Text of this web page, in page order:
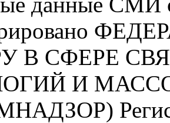
В СФЕРЕ
И